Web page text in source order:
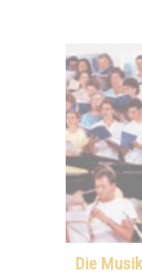
Die